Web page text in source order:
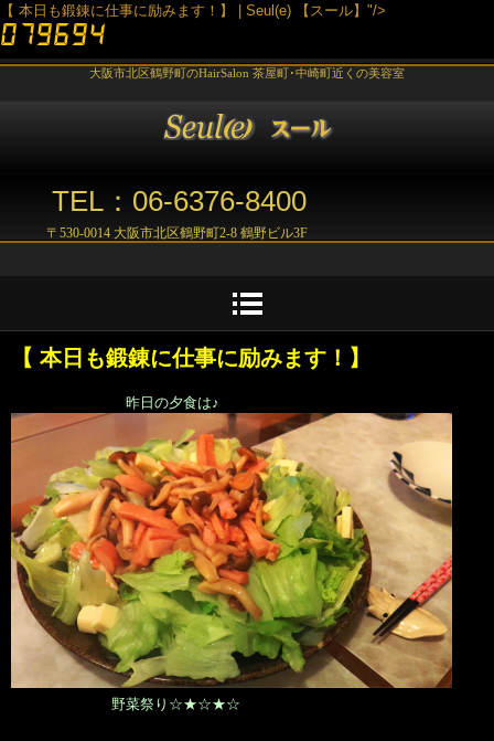
【 本日も鍛錬に仕事に励みます！】 | Seul(e) 【スール】"/>
大阪市北区鶴野町のHairSalon 茶屋町･中崎町近くの美容室
TEL：06-6376-8400
〒530-0014 大阪市北区鶴野町2-8 鶴野ビル3F
【 本日も鍛錬に仕事に励みます！】
昨日の夕食は♪
野菜祭り☆★☆★☆